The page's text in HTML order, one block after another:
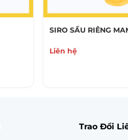
SIRO SẦU RIÊNG
Liên hệ
Trao Đổi